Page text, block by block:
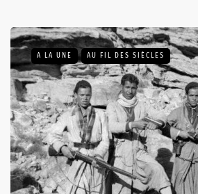
A LA UNE AU FIL DES SIÈCLES